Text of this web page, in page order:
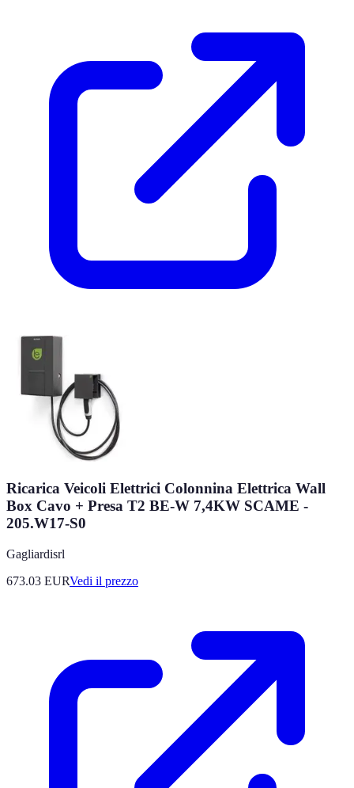
Ricarica Veicoli Elettrici Colonnina Elettrica Wall
Box Cavo + Presa T2 BE-W 7,4KW SCAME -
205.W17-S0
Gagliardisrl
673.03 EURVedi il prezzo